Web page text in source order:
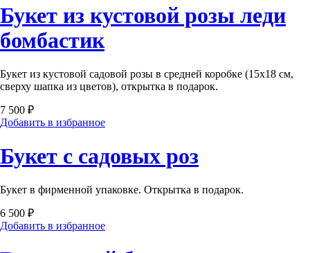
Букет из кустовой розы леди
бомбастик
Букет из кустовой садовой розы в средней коробке (15х18 см,
сверху шапка из цветов), открытка в подарок.
7 500 ₽
Добавить в избранное
Букет с садовых роз
Букет в фирменной упаковке. Открытка в подарок.
6 500 ₽
Добавить в избранное